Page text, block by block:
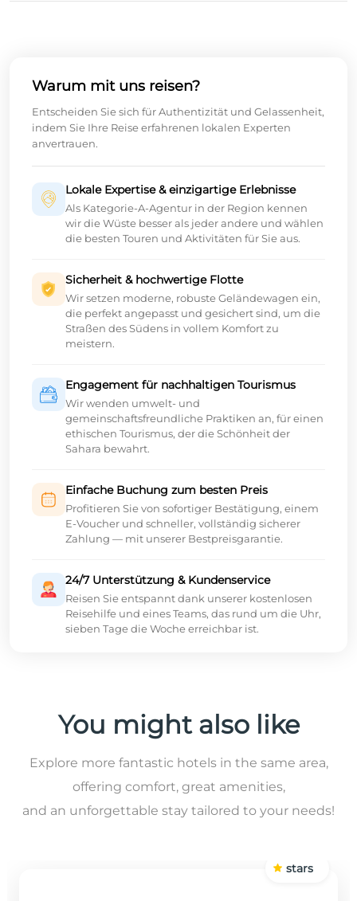
Warum mit uns reisen?
Entscheiden Sie sich für Authentizität und Gelassenheit,
indem Sie Ihre Reise erfahrenen lokalen Experten
anvertrauen.
Lokale Expertise & einzigartige Erlebnisse
Als Kategorie-A-Agentur in der Region kennen
wir die Wüste besser als jeder andere und wählen
die besten Touren und Aktivitäten für Sie aus.
Sicherheit & hochwertige Flotte
Wir setzen moderne, robuste Geländewagen ein,
die perfekt angepasst und gesichert sind, um die
Straßen des Südens in vollem Komfort zu
meistern.
Engagement für nachhaltigen Tourismus
Wir wenden umwelt- und
gemeinschaftsfreundliche Praktiken an, für einen
ethischen Tourismus, der die Schönheit der
Sahara bewahrt.
Einfache Buchung zum besten Preis
Profitieren Sie von sofortiger Bestätigung, einem
E-Voucher und schneller, vollständig sicherer
Zahlung — mit unserer Bestpreisgarantie.
24/7 Unterstützung & Kundenservice
Reisen Sie entspannt dank unserer kostenlosen
Reisehilfe und eines Teams, das rund um die Uhr,
sieben Tage die Woche erreichbar ist.
You might also like
Explore more fantastic hotels in the same area,
offering comfort, great amenities,
and an unforgettable stay tailored to your needs!
stars